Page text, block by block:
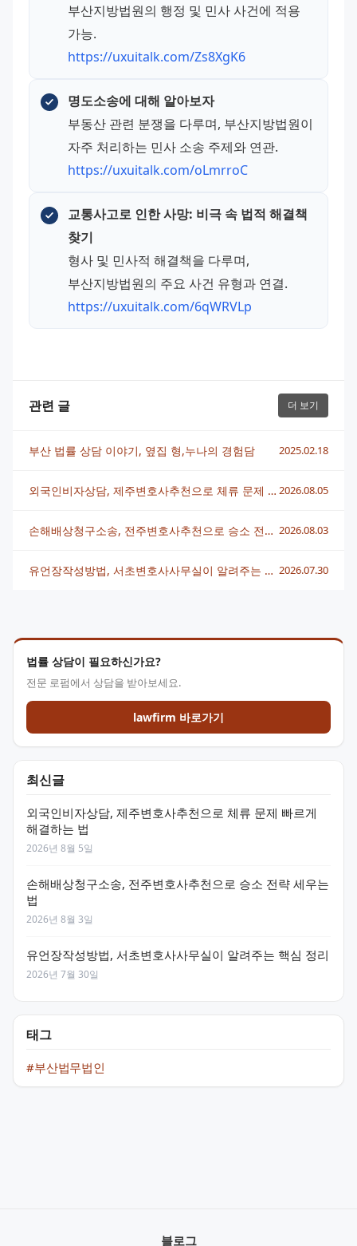
법률 상담이 필요하신가요?
전문 로펌에서 상담을 받아보세요.
lawfirm 바로가기
최신글
외국인비자상담, 제주변호사추천으로 체류 문제 빠르게
해결하는 법
2026년 8월 5일
손해배상청구소송, 전주변호사추천으로 승소 전략 세우는
법
2026년 8월 3일
유언장작성방법, 서초변호사사무실이 알려주는 핵심 정리
2026년 7월 30일
태그
#부산법무법인
부산지방법원의 행정 및 민사 사건에 적용
가능.
https://uxuitalk.com/Zs8XgK6
명도소송에 대해 알아보자
부동산 관련 분쟁을 다루며, 부산지방법원이
자주 처리하는 민사 소송 주제와 연관.
https://uxuitalk.com/oLmrroC
교통사고로 인한 사망: 비극 속 법적 해결책
찾기
형사 및 민사적 해결책을 다루며,
부산지방법원의 주요 사건 유형과 연결.
https://uxuitalk.com/6qWRVLp
관련 글 더 보기
부산 법률 상담 이야기, 옆집 형,누나의 경험담 2025.02.18
외국인비자상담, 제주변호사추천으로 체류 문제 빠르게 해결하는 법 2026.08.05
손해배상청구소송, 전주변호사추천으로 승소 전략 세우는 법 2026.08.03
유언장작성방법, 서초변호사사무실이 알려주는 핵심 정리 2026.07.30
블로그